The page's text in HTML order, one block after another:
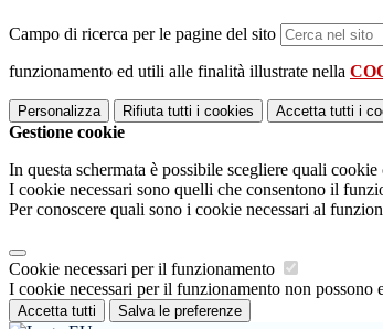
Campo di ricerca per le pagine del sito
funzionamento ed utili alle finalità illustrate nella
Personalizza Rifiuta tutti i cookies Accetta tutti i
Gestione cookie
In questa schermata è possibile scegliere quali cookie
I cookie necessari sono quelli che consentono il
Per conoscere quali sono i cookie necessari al
Cookie necessari per il funzionamento
I cookie necessari per il funzionamento non
Accetta tutti Salva le preferenze